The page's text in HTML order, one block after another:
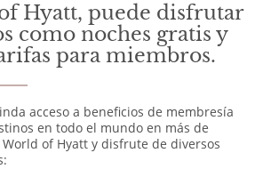
Hyatt, puede disfrutar
como noches gratis y
para miembros.
acceso a beneficios de membresía
en todo el mundo en más de
World of Hyatt y disfrute de diversos